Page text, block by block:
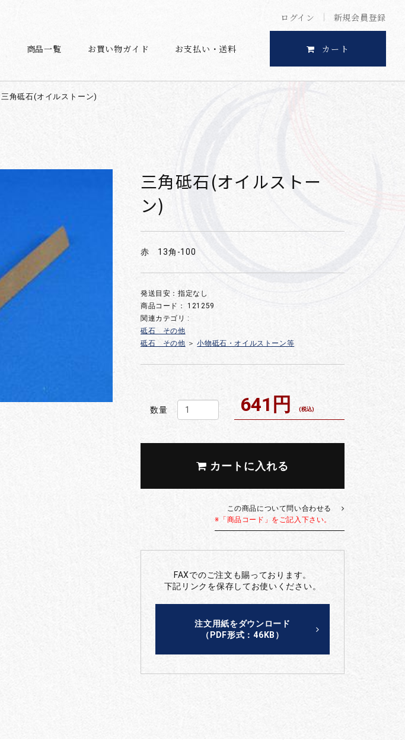
ログイン 新規会員登録
商品一覧 お買い物ガイド お支払い・送料 カート
三角砥石(オイルストーン)
三角砥石(オイルストー
ン)
赤 13角-100
発送目安：指定なし
商品コード：121259
関連カテゴリ :
砥石 その他
砥石 その他 ＞ 小物砥石・オイルストーン等
数量 641円 (税込)
カートに入れる
この商品について問い合わせる
※「商品コード」をご記入下さい。
FAXでのご注文も賜っております。
下記リンクを保存してお使いください。
注文用紙をダウンロード
（PDF形式：46KB）